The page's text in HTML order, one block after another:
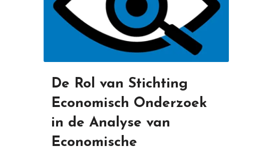
De Rol van Stichting
Economisch Onderzoek
in de Analyse van
Economische